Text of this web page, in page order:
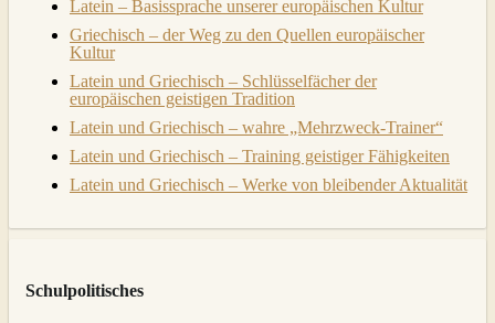
Latein – Basissprache unserer europäischen Kultur
Griechisch – der Weg zu den Quellen europäischer
Kultur
Latein und Griechisch – Schlüsselfächer der
europäischen geistigen Tradition
Latein und Griechisch – wahre „Mehrzweck-Trainer“
Latein und Griechisch – Training geistiger Fähigkeiten
Latein und Griechisch – Werke von bleibender Aktualität
Schulpolitisches